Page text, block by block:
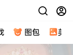
图包 美